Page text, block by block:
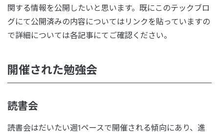
関する情報を公開したいと思います。既にこのテックブロ
グにて公開済みの内容についてはリンクを貼っていますの
で詳細については各記事にてご確認ください。
開催された勉強会
読書会
読書会はだいたい週1ペースで開催される傾向にあり、進